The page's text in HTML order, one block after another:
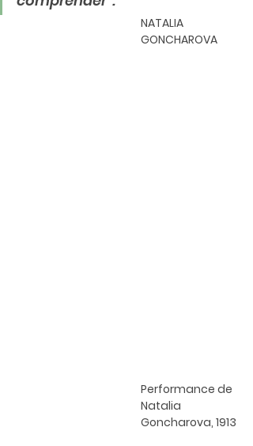
NATALIA
GONCHAROVA
Performance de
Natalia
Goncharova, 1913